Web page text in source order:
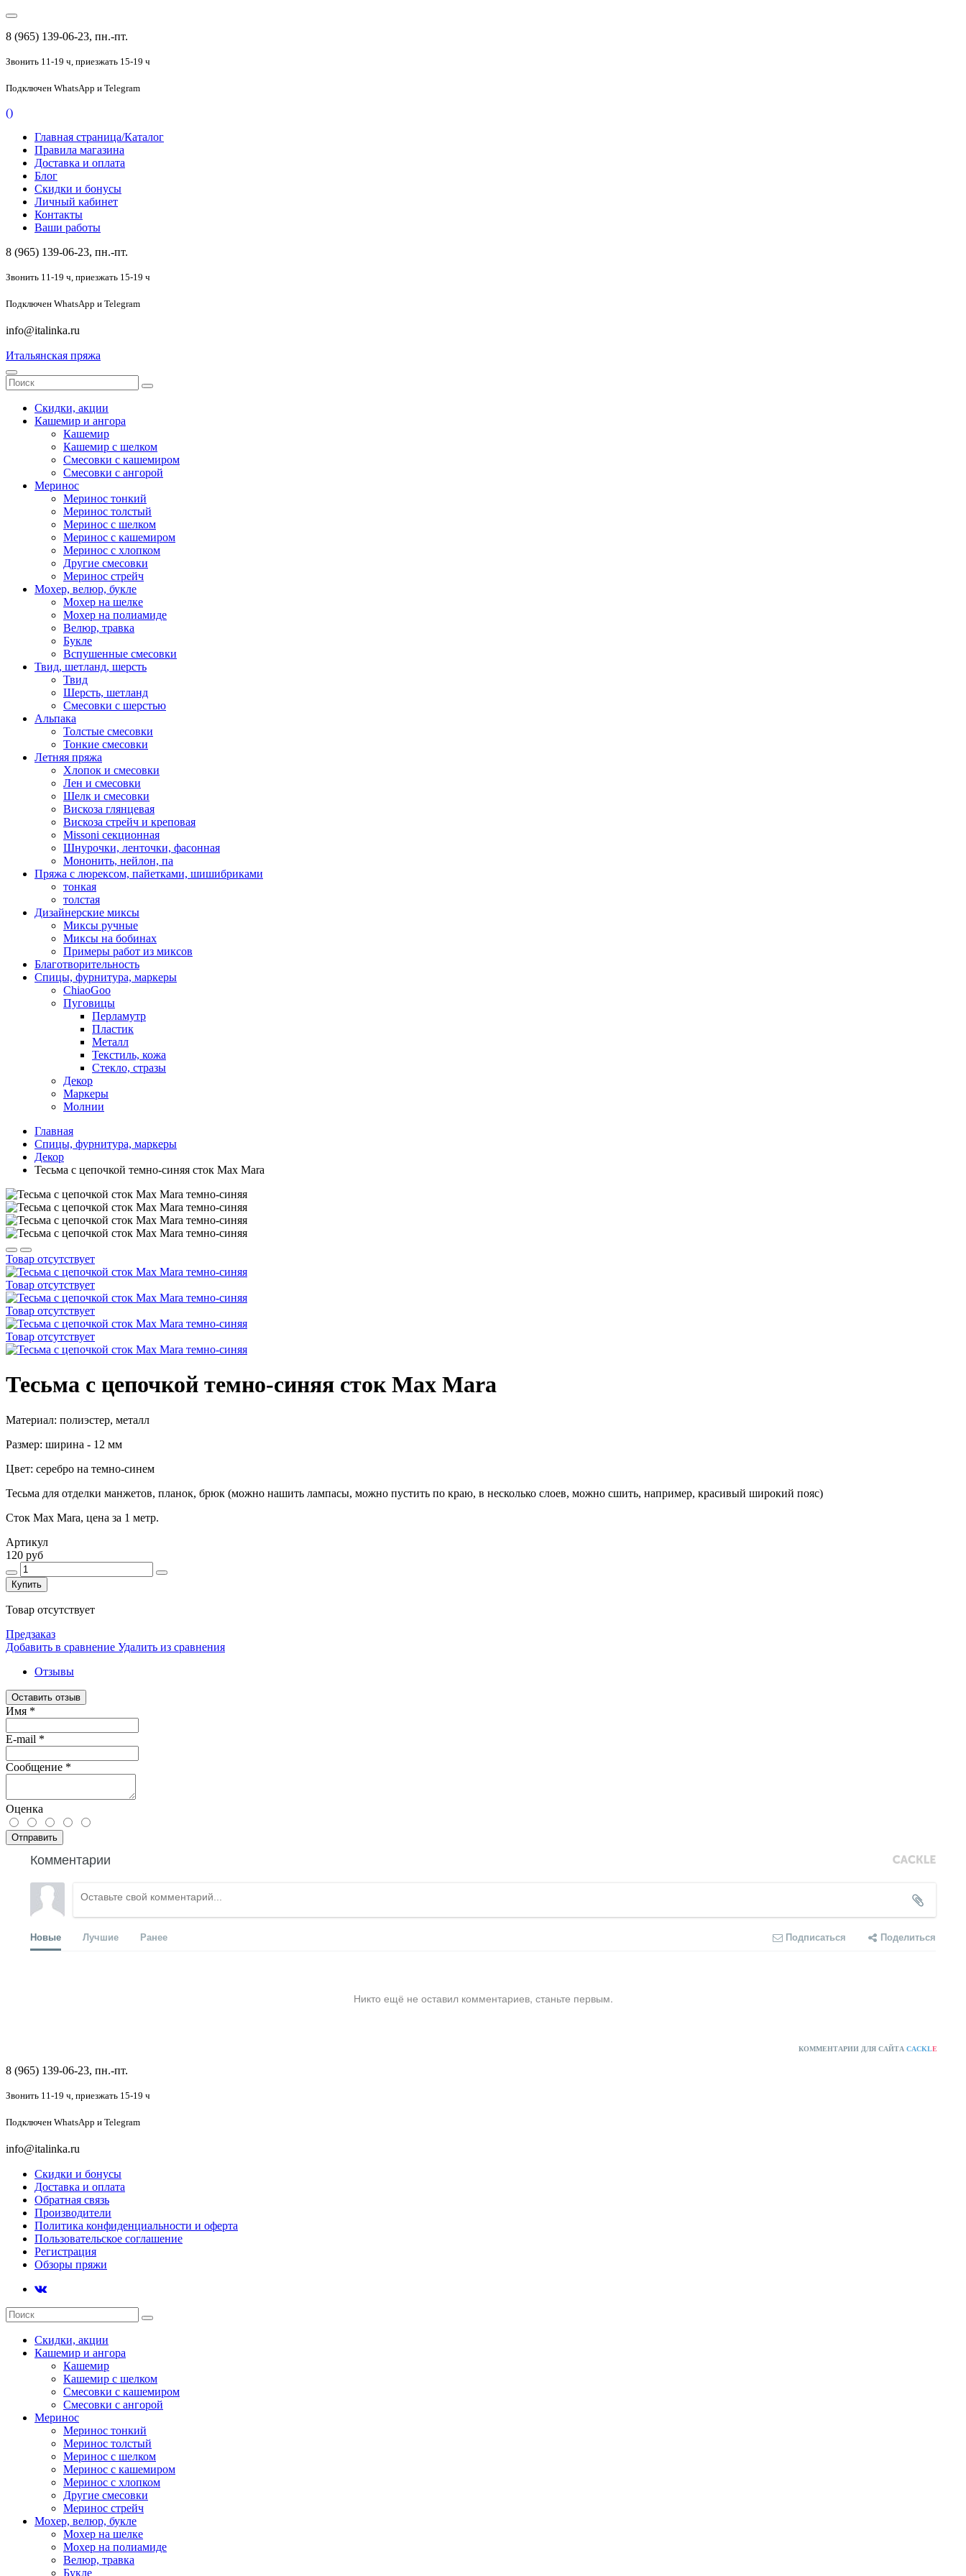
8 (965) 139-06-23, пн.-пт.
Звонить 11-19 ч, приезжать 15-19 ч
Подключен WhatsApp и Telegram
()
Главная страница/Каталог
Правила магазина
Доставка и оплата
Блог
Скидки и бонусы
Личный кабинет
Контакты
Ваши работы
8 (965) 139-06-23, пн.-пт.
Звонить 11-19 ч, приезжать 15-19 ч
Подключен WhatsApp и Telegram
info@italinka.ru
Итальянская пряжа
Скидки, акции
Кашемир и ангора
Кашемир
Кашемир с шелком
Смесовки с кашемиром
Смесовки с ангорой
Меринос
Меринос тонкий
Меринос толстый
Меринос с шелком
Меринос с кашемиром
Меринос с хлопком
Другие смесовки
Меринос стрейч
Мохер, велюр, букле
Мохер на шелке
Мохер на полиамиде
Велюр, травка
Букле
Вспушенные смесовки
Твид, шетланд, шерсть
Твид
Шерсть, шетланд
Смесовки с шерстью
Альпака
Толстые смесовки
Тонкие смесовки
Летняя пряжа
Хлопок и смесовки
Лен и смесовки
Шелк и смесовки
Вискоза глянцевая
Вискоза стрейч и креповая
Missoni секционная
Шнурочки, ленточки, фасонная
Мононить, нейлон, па
Пряжа с люрексом, пайетками, шишибриками
тонкая
толстая
Дизайнерские миксы
Миксы ручные
Миксы на бобинах
Примеры работ из миксов
Благотворительность
Спицы, фурнитура, маркеры
ChiaoGoo
Пуговицы
Перламутр
Пластик
Металл
Текстиль, кожа
Стекло, стразы
Декор
Маркеры
Молнии
Главная
Спицы, фурнитура, маркеры
Декор
Тесьма с цепочкой темно-синяя сток Max Mara
Товар отсутствует
Товар отсутствует
Товар отсутствует
Товар отсутствует
Тесьма с цепочкой темно-синяя сток Max Mara
Материал: полиэстер, металл
Размер: ширина - 12 мм
Цвет: серебро на темно-синем
Тесьма для отделки манжетов, планок, брюк (можно нашить лампасы, можно пустить по краю, в несколько слоев, можно сшить, например, красивый широкий пояс)
Сток Max Mara, цена за 1 метр.
Артикул
120 руб
Купить
Товар отсутствует
Предзаказ
Добавить в сравнение Удалить из сравнения
Отзывы
Оставить отзыв
Имя *
E-mail *
Сообщение *
Оценка
Отправить
Комментарии
Новые Лучшие Ранее Подписаться Поделиться
Никто ещё не оставил комментариев, станьте первым.
КОММЕНТАРИИ ДЛЯ САЙТА CACKLE
8 (965) 139-06-23, пн.-пт.
Звонить 11-19 ч, приезжать 15-19 ч
Подключен WhatsApp и Telegram
info@italinka.ru
Скидки и бонусы
Доставка и оплата
Обратная связь
Производители
Политика конфиденциальности и оферта
Пользовательское соглашение
Регистрация
Обзоры пряжи
Скидки, акции
Кашемир и ангора
Кашемир
Кашемир с шелком
Смесовки с кашемиром
Смесовки с ангорой
Меринос
Меринос тонкий
Меринос толстый
Меринос с шелком
Меринос с кашемиром
Меринос с хлопком
Другие смесовки
Меринос стрейч
Мохер, велюр, букле
Мохер на шелке
Мохер на полиамиде
Велюр, травка
Букле